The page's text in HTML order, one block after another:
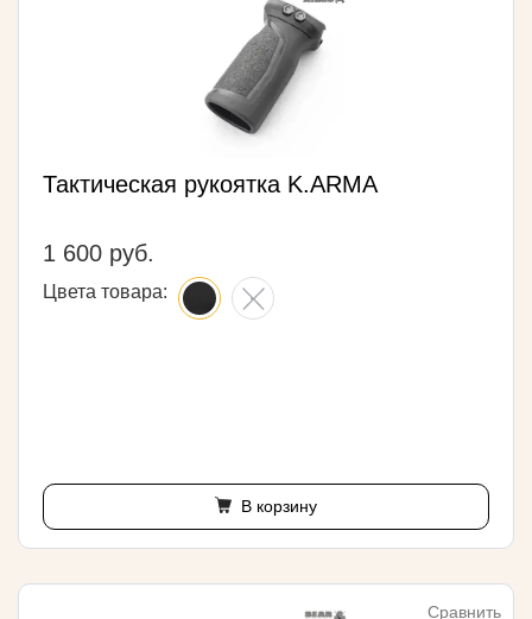
Тактическая рукоятка K.ARMA
1 600 руб.
Цвета товара:
В корзину
Сравнить